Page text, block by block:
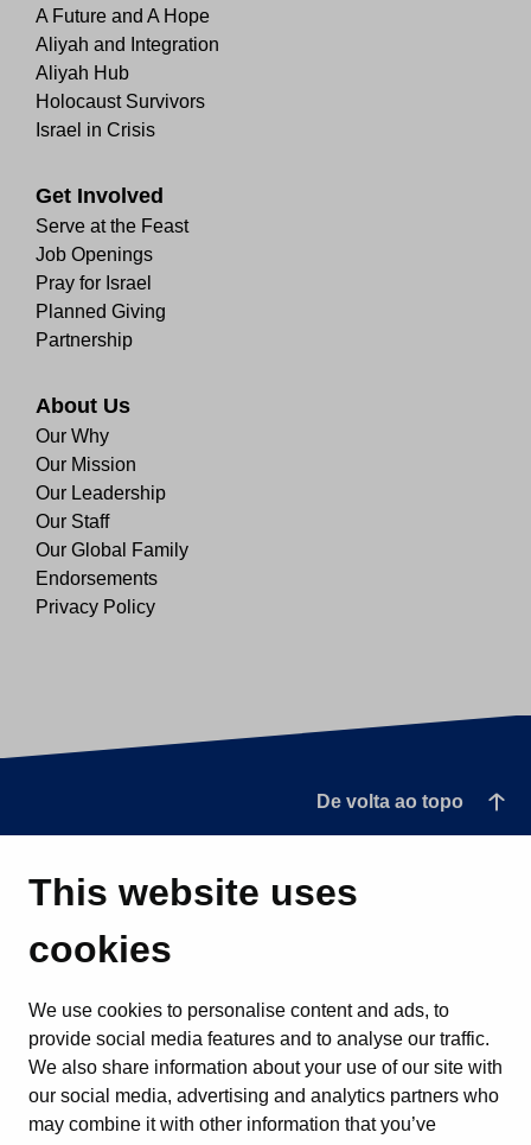
This website uses
cookies
We use cookies to personalise content and ads, to
provide social media features and to analyse our traffic.
We also share information about your use of our site with
our social media, advertising and analytics partners who
may combine it with other information that you’ve
A Future and A Hope
Aliyah and Integration
Aliyah Hub
Holocaust Survivors
Israel in Crisis
Get Involved
Serve at the Feast
Job Openings
Pray for Israel
Planned Giving
Partnership
About Us
Our Why
Our Mission
Our Leadership
Our Staff
Our Global Family
Endorsements
Privacy Policy
De volta ao topo